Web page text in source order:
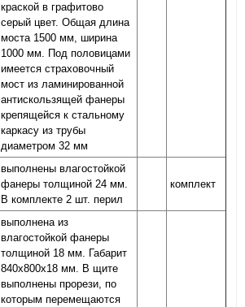
краской в графитово
серый цвет. Общая длина
моста 1500 мм, ширина
1000 мм. Под половицами
имеется страховочный
мост из ламинированной
антискользящей фанеры
крепящейся к стальному
каркасу из трубы
диаметром 32 мм
выполнены влагостойкой
фанеры толщиной 24 мм.
В комплекте 2 шт. перил
комплект
выполнена из
влагостойкой фанеры
толщиной 18 мм. Габарит
840х800х18 мм. В щите
выполнены прорези, по
которым перемещаются